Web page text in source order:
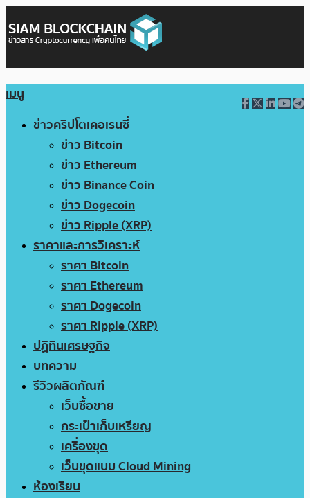
เมนู
ข่าวคริปโตเคอเรนซี่
ข่าว Bitcoin
ข่าว Ethereum
ข่าว Binance Coin
ข่าว Dogecoin
ข่าว Ripple (XRP)
ราคาและการวิเคราะห์
ราคา Bitcoin
ราคา Ethereum
ราคา Dogecoin
ราคา Ripple (XRP)
ปฏิทินเศรษฐกิจ
บทความ
รีวิวผลิตภัณฑ์
เว็บซื้อขาย
กระเป๋าเก็บเหรียญ
เครื่องขุด
เว็บขุดแบบ Cloud Mining
ห้องเรียน